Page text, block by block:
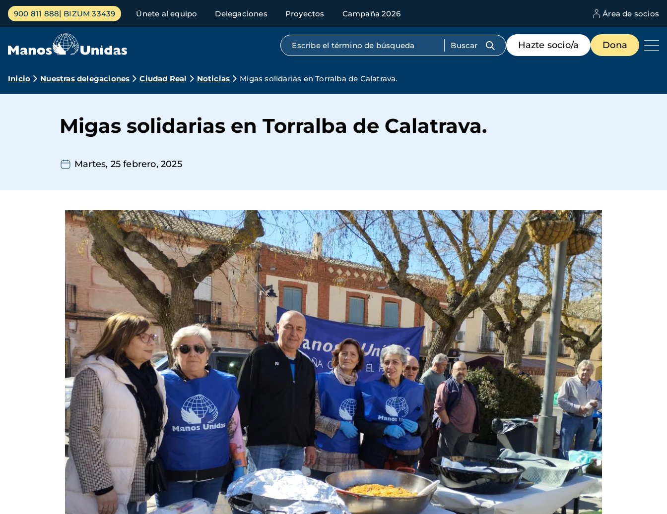
Pasar
contenido
Menú
principal
900 811 888 BIZUM 33439 Únete al equipo Delegaciones Proyectos Campaña 2026 Área de socios
Búsqueda por texto completo
Menú
de
destacados
Hazte socio/a Dona
Ruta
navegación
Inicio Nuestras delegaciones Ciudad Real Noticias Migas solidarias en Torralba de Calatrava.
Migas solidarias en Torralba de Calatrava.
Martes, 25 febrero, 2025